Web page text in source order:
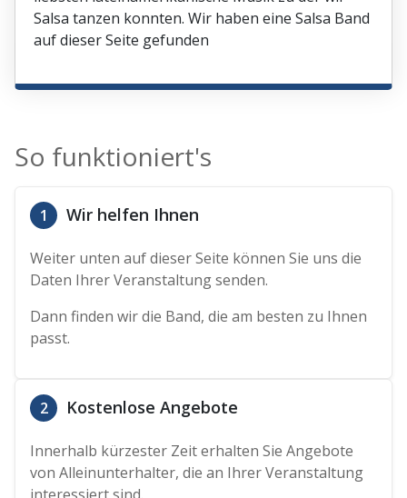
Salsa tanzen konnten. Wir haben eine Salsa Band
auf dieser Seite gefunden
So funktioniert's
1 Wir helfen Ihnen
Weiter unten auf dieser Seite können Sie uns die
Daten Ihrer Veranstaltung senden.
Dann finden wir die Band, die am besten zu Ihnen
passt.
2 Kostenlose Angebote
Innerhalb kürzester Zeit erhalten Sie Angebote
von Alleinunterhalter, die an Ihrer Veranstaltung